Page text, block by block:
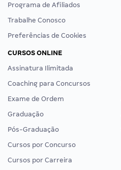
Programa de Afiliados
Trabalhe Conosco
Preferências de Cookies
CURSOS ONLINE
Assinatura Ilimitada
Coaching para Concursos
Exame de Ordem
Graduação
Pós-Graduação
Cursos por Concurso
Cursos por Carreira